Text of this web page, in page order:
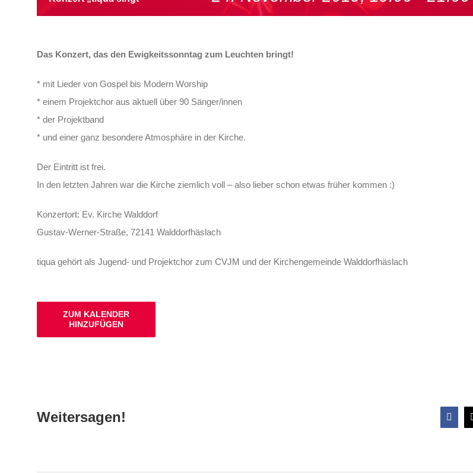
Das Konzert, das den Ewigkeitssonntag zum Leuchten bringt!
* mit Lieder von Gospel bis Modern Worship
* einem Projektchor aus aktuell über 90 Sänger/innen
* der Projektband
* und einer ganz besondere Atmosphäre in der Kirche.
Der Eintritt ist frei.
In den letzten Jahren war die Kirche ziemlich voll – also lieber schon etwas früher kommen :)
Konzertort: Ev. Kirche Walddorf
Gustav-Werner-Straße, 72141 Walddorfhäslach
tiqua gehört als Jugend- und Projektchor zum CVJM und der Kirchengemeinde Walddorfhäslach
ZUM KALENDER
HINZUFÜGEN
Weitersagen!